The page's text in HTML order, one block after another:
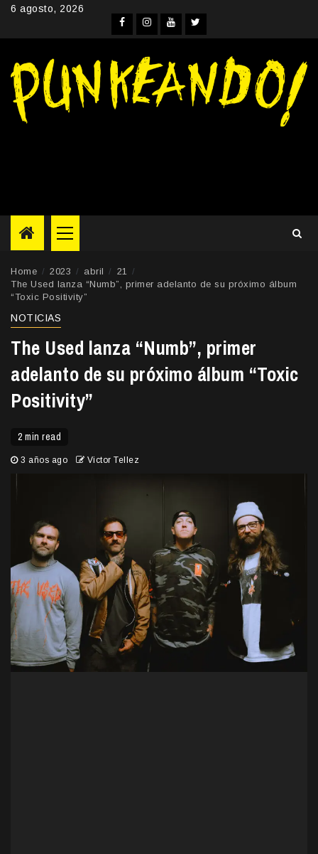
Skip6 agosto, 2026
Facebook
Instagram
YouTube
Twitter
Primary
Menu
Home 2023 abril
21
The Used lanza “Numb”, primer adelanto de su próximo álbum
“Toxic Positivity”
NOTICIAS
The Used lanza “Numb”, primer
adelanto de su próximo álbum “Toxic
Positivity”
2 min read
3 años ago Victor Tellez